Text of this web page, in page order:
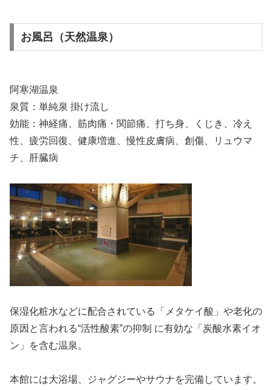
お風呂（天然温泉）
阿寒湖温泉
泉質：単純泉 掛け流し
効能：神経痛、筋肉痛・関節痛、打ち身、くじき、冷え
性、疲労回復、健康増進、慢性皮膚病、創傷、リュウマ
チ、肝臓病
保湿化粧水などに配合されている「メタケイ酸」や老化の
原因と言われる“活性酸素”の抑制 に有効な「炭酸水素イオ
ン」を含む温泉。
本館には大浴場、ジャグジーやサウナを完備しています。